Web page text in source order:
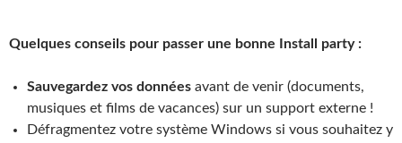
Quelques conseils pour passer une bonne Install party :
Sauvegardez vos données avant de venir (documents,
musiques et films de vacances) sur un support externe !
Défragmentez votre système Windows si vous souhaitez y